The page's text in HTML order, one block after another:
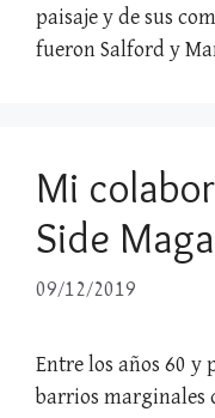
paisaje y de sus
fueron Salford y
Mi
Side
09/12/2019
Entre los años 60 y
barrios marginales